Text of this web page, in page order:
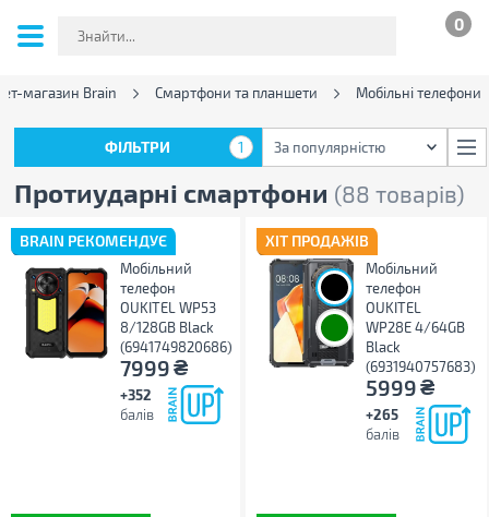
0
магазин Brain Смартфони та планшети Мобільні телефони
Протиударні смартфони (88 товарів)
ФІЛЬТРИ 1 За популярністю
BRAIN РЕКОМЕНДУЄ
Мобільний
телефон
OUKITEL WP53
8/128GB Black
(6941749820686)
7999₴
+352
балів
ХІТ ПРОДАЖІВ
Мобільний
телефон
OUKITEL
WP28E 4/64GB
Black
(6931940757683)
5999₴
+265
балів
ФІЛЬТРИ 1 За популярністю